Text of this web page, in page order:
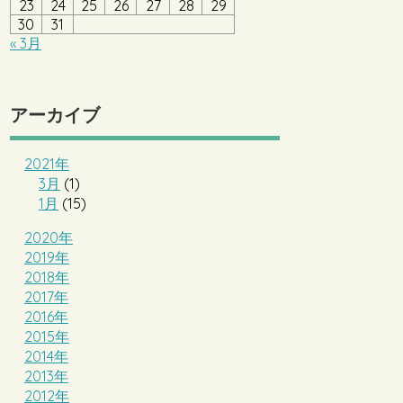
23 24 25 26 27 28
29
30
31
« 3月
アーカイブ
2021年
3月 (1)
1月 (15)
2020年
2019年
2018年
2017年
2016年
2015年
2014年
2013年
2012年